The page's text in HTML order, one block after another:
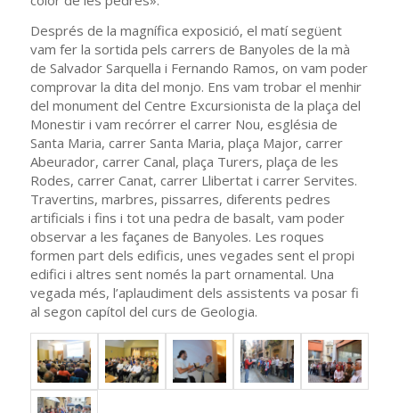
Després de la magnífica exposició, el matí següent
vam fer la sortida pels carrers de Banyoles de la mà
de Salvador Sarquella i Fernando Ramos, on vam poder
comprovar la dita del monjo. Ens vam trobar el menhir
del monument del Centre Excursionista de la plaça del
Monestir i vam recórrer el carrer Nou, església de
Santa Maria, carrer Santa Maria, plaça Major, carrer
Abeurador, carrer Canal, plaça Turers, plaça de les
Rodes, carrer Canat, carrer Llibertat i carrer Servites.
Travertins, marbres, pissarres, diferents pedres
artificials i fins i tot una pedra de basalt, vam poder
observar a les façanes de Banyoles. Les roques
formen part dels edificis, unes vegades sent el propi
edifici i altres sent només la part ornamental. Una
vegada més, l’aplaudiment dels assistents va posar fi
al segon capítol del curs de Geologia.